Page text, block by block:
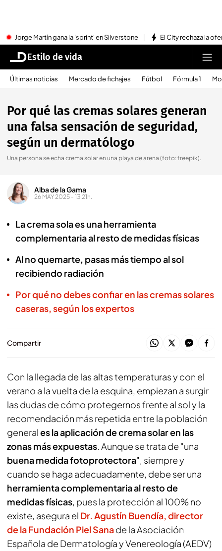
Jorge Martín gana la 'sprint' en Silverstone El City rechaza la
Estilo de vida
Últimas noticias Mercado de fichajes Fútbol Fórmula 1
Por qué las cremas solares generan
una falsa sensación de seguridad,
según un dermatólogo
Una persona se echa crema solar en una playa de arena (foto: freepik).
Alba de la Gama
26 MAY 2025 - 13:21h.
La crema sola es una herramienta
complementaria al resto de medidas físicas
Al no quemarte, pasas más tiempo al sol
recibiendo radiación
Por qué no debes confiar en las cremas solares
caseras, según los expertos
Compartir
Con la llegada de las altas temperaturas y con el
verano a la vuelta de la esquina, empiezan a surgir
las dudas de cómo protegernos frente al sol y la
recomendación más repetida entre la población
generales la aplicación de crema solar en las
zonas más expuestas. Aunque se trata de "una
buena medida fotoprotectora", siempre y
cuando se haga adecuadamente, debe ser una
herramienta complementaria al resto de
medidas físicas, pues la protección al 100% no
existe, asegura el Dr. Agustín Buendía, director
de la Fundación Piel Sanade la Asociación
Española de Dermatología y Venereología (AEDV)